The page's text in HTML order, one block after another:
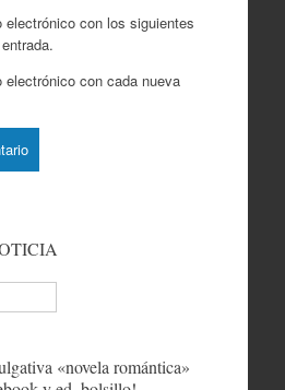
electrónico con los siguientes
electrónico con cada nueva
«novela romántica»